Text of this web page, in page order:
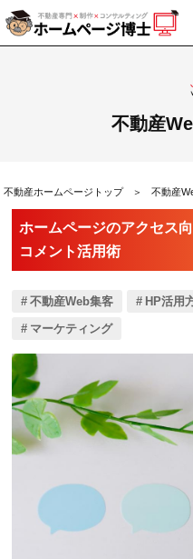
不動産
不動産ホームページトップ 不動産
ホームページのアクセス
コメント活用術
不動産Web集客 HP活用
マーケティング